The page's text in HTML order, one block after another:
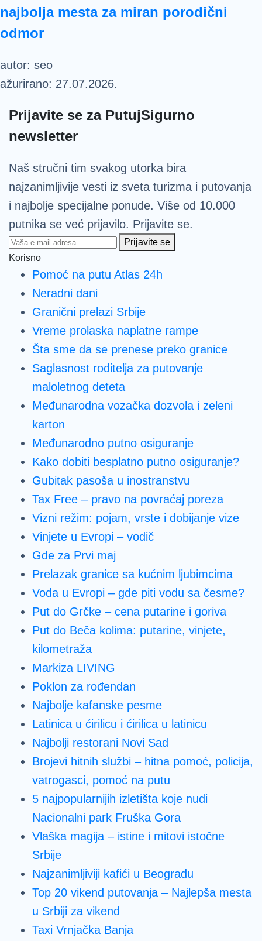
najbolja mesta za miran porodični
odmor
autor: seo
ažurirano: 27.07.2026.
Prijavite se za PutujSigurno
newsletter
Naš stručni tim svakog utorka bira
najzanimljivije vesti iz sveta turizma i putovanja
i najbolje specijalne ponude. Više od 10.000
putnika se već prijavilo. Prijavite se.
Prijavite se
Korisno
Pomoć na putu Atlas 24h
Neradni dani
Granični prelazi Srbije
Vreme prolaska naplatne rampe
Šta sme da se prenese preko granice
Saglasnost roditelja za putovanje
maloletnog deteta
Međunarodna vozačka dozvola i zeleni
karton
Međunarodno putno osiguranje
Kako dobiti besplatno putno osiguranje?
Gubitak pasoša u inostranstvu
Tax Free – pravo na povraćaj poreza
Vizni režim: pojam, vrste i dobijanje vize
Vinjete u Evropi – vodič
Gde za Prvi maj
Prelazak granice sa kućnim ljubimcima
Voda u Evropi – gde piti vodu sa česme?
Put do Grčke – cena putarine i goriva
Put do Beča kolima: putarine, vinjete,
kilometraža
Markiza LIVING
Poklon za rođendan
Najbolje kafanske pesme
Latinica u ćirilicu i ćirilica u latinicu
Najbolji restorani Novi Sad
Brojevi hitnih službi – hitna pomoć, policija,
vatrogasci, pomoć na putu
5 najpopularnijih izletišta koje nudi
Nacionalni park Fruška Gora
Vlaška magija – istine i mitovi istočne
Srbije
Najzanimljiviji kafići u Beogradu
Top 20 vikend putovanja – Najlepša mesta
u Srbiji za vikend
Taxi Vrnjačka Banja